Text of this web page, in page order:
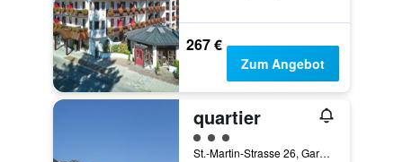
267 €
Zum Angebot
quartier
Bewertungskategorie 3
St.-Martin-Strasse 26, Garmisch-Partenkirchen, Bayern, Deutschland